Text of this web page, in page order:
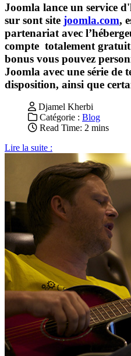
Joomla lance un service
sur sont site joomla.com,
partenariat avec
compte totalement gratuit
bonus vous pouvez
Joomla avec une série de
disposition, ainsi que
Djamel Kherbi
Catégorie : Blog
Read Time: 2 mins
Lire la suite :